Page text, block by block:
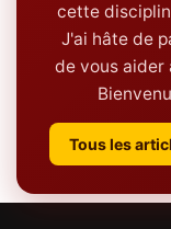
cette
J'ai hâte de
de vous
Tous les